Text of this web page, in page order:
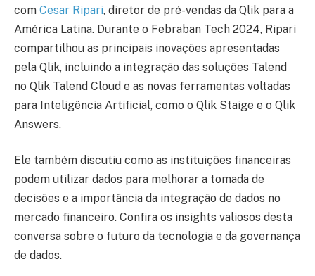
com Cesar Ripari, diretor de pré-vendas da Qlik para a
América Latina. Durante o Febraban Tech 2024, Ripari
compartilhou as principais inovações apresentadas
pela Qlik, incluindo a integração das soluções Talend
no Qlik Talend Cloud e as novas ferramentas voltadas
para Inteligência Artificial, como o Qlik Staige e o Qlik
Answers.
Ele também discutiu como as instituições financeiras
podem utilizar dados para melhorar a tomada de
decisões e a importância da integração de dados no
mercado financeiro. Confira os insights valiosos desta
conversa sobre o futuro da tecnologia e da governança
de dados.